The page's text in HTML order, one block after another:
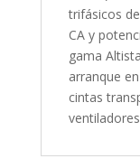
trifásicos
CA y
gama
arranque
cintas